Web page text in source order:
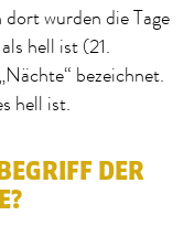
wurden die Tage
hell ist (21.
bezeichnet.
hell ist.
DER